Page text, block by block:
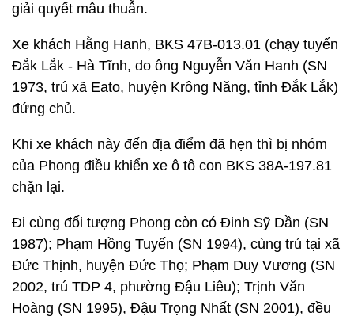
giải quyết mâu thuẫn.
Xe khách Hằng Hanh, BKS 47B-013.01 (chạy tuyến
Đắk Lắk - Hà Tĩnh, do ông Nguyễn Văn Hanh (SN
1973, trú xã Eato, huyện Krông Năng, tỉnh Đắk Lắk)
đứng chủ.
Khi xe khách này đến địa điểm đã hẹn thì bị nhóm
của Phong điều khiển xe ô tô con BKS 38A-197.81
chặn lại.
Đi cùng đối tượng Phong còn có Đinh Sỹ Dần (SN
1987); Phạm Hồng Tuyến (SN 1994), cùng trú tại xã
Đức Thịnh, huyện Đức Thọ; Phạm Duy Vương (SN
2002, trú TDP 4, phường Đậu Liêu); Trịnh Văn
Hoàng (SN 1995), Đậu Trọng Nhất (SN 2001), đều